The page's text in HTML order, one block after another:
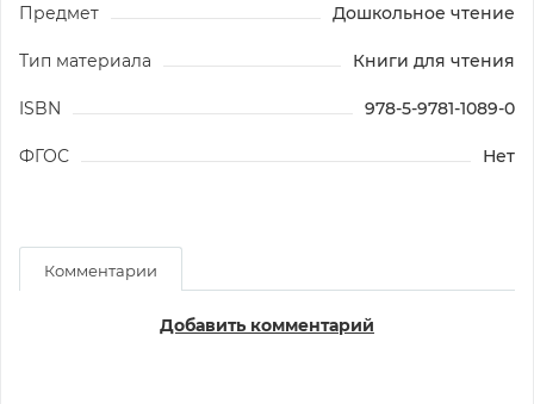
Предмет Дошкольное чтение
Тип материала Книги для чтения
ISBN 978-5-9781-1089-0
ФГОС Нет
Комментарии
Добавить комментарий